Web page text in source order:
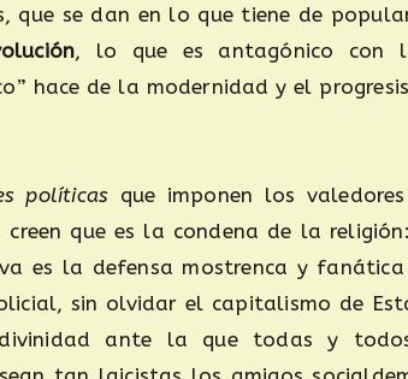
que se dan en lo que tiene de
, lo que es antagónico con
hace de la modernidad y el
políticas que imponen los
creen que es la condena de la
es la defensa mostrenca y
sin olvidar el capitalismo de
ante la que todas y